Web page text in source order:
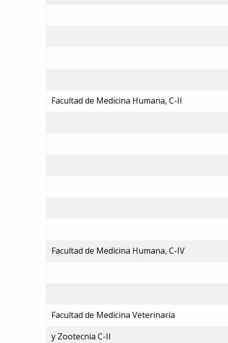
Facultad de Medicina Humana, C-II
Facultad de Medicina Humana, C-IV
Facultad de Medicina Veterinaria
y Zootecnia C-II